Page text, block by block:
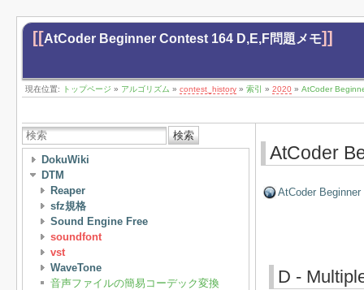
[[AtCoder Beginner Contest 164 D,E,F問題メモ]]
現在位置: トップページ » アルゴリズム » contest_history » 索引 » 2020 » AtCoder
検索
DokuWiki
DTM
Reaper
sfz規格
Sound Engine Free
soundfont
vst
WaveTone
音声ファイルの簡易コーデック変換
AtCoder
AtCoder
D -